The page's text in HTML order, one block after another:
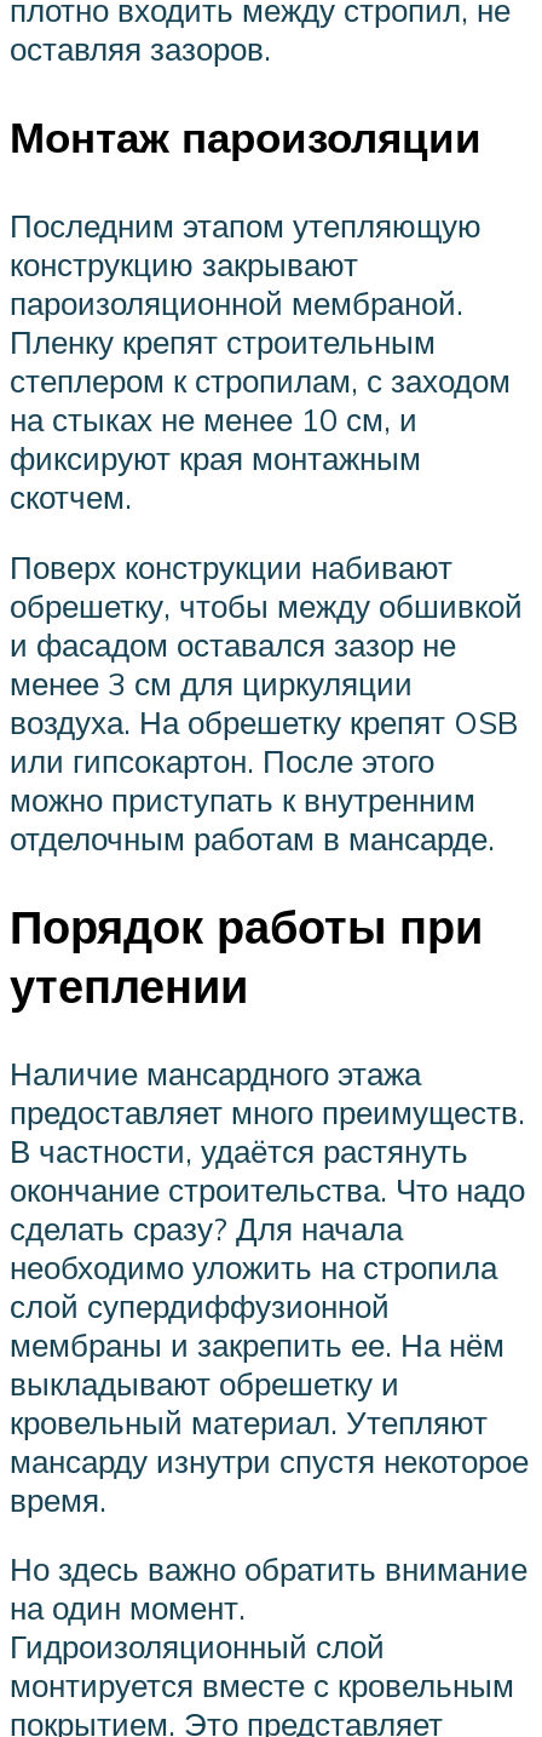
плотно входить между стропил, не
оставляя зазоров.
Монтаж пароизоляции
Последним этапом утепляющую
конструкцию закрывают
пароизоляционной мембраной.
Пленку крепят строительным
степлером к стропилам, с заходом
на стыках не менее 10 см, и
фиксируют края монтажным
скотчем.
Поверх конструкции набивают
обрешетку, чтобы между обшивкой
и фасадом оставался зазор не
менее 3 см для циркуляции
воздуха. На обрешетку крепят OSB
или гипсокартон. После этого
можно приступать к внутренним
отделочным работам в мансарде.
Порядок работы при
утеплении
Наличие мансардного этажа
предоставляет много преимуществ.
В частности, удаётся растянуть
окончание строительства. Что надо
сделать сразу? Для начала
необходимо уложить на стропила
слой супердиффузионной
мембраны и закрепить ее. На нём
выкладывают обрешетку и
кровельный материал. Утепляют
мансарду изнутри спустя некоторое
время.
Но здесь важно обратить внимание
на один момент.
Гидроизоляционный слой
монтируется вместе с кровельным
покрытием. Это представляет